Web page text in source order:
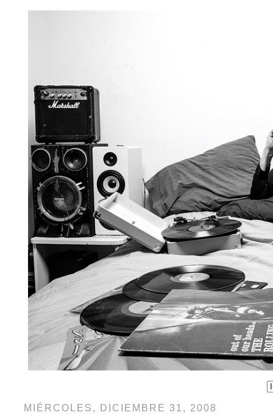
MIÉRCOLES, DICIEMBRE 31, 2008